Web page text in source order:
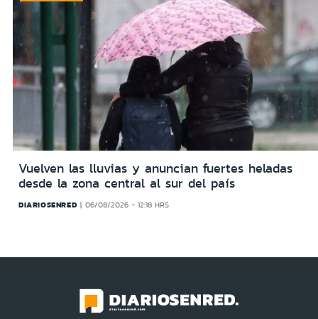
Vuelven las lluvias y anuncian fuertes heladas
desde la zona central al sur del país
DIARIOSENRED 06/08/2026 - 12:18 HRS